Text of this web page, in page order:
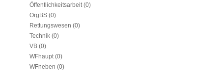
Öffentlichkeitsarbeit(0)
OrgBS(0)
Rettungswesen (0)
Technik(0)
VB(0)
WFhaupt(0)
WFneben (0)